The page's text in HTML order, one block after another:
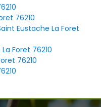
76210
Eustache La Foret
Foret 76210
76210